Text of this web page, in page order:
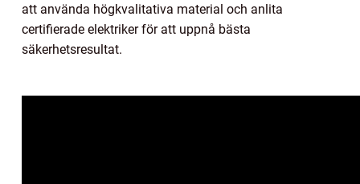
att använda högkvalitativa material och anlita
certifierade elektriker för att uppnå bästa
säkerhetsresultat.